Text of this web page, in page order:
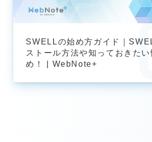
SWELLの始め方ガイド｜
ストール方法や知っておきたい
め！ | WebNote+